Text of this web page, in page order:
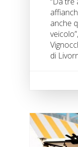
anche
di